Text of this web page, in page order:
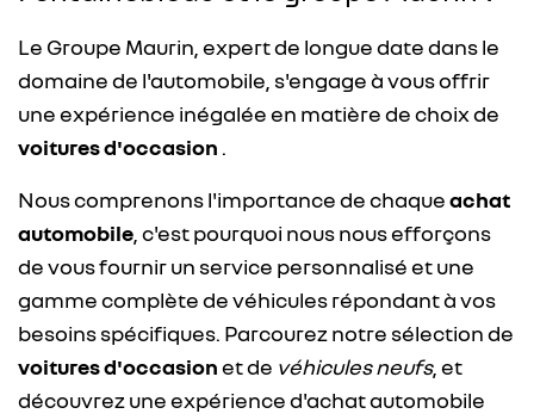
Le Groupe Maurin, expert de longue date dans le
domaine de l'automobile, s'engage à vous offrir
une expérience inégalée en matière de choix de
voitures d'occasion .
Nous comprenons l'importance de chaqueachat
automobile , c'est pourquoi nous nous efforçons
de vous fournir un service personnalisé et une
gamme complète de véhicules répondant à vos
besoins spécifiques. Parcourez notre sélection de
voitures d'occasionet de véhicules neufs, et
découvrez une expérience d'achat automobile